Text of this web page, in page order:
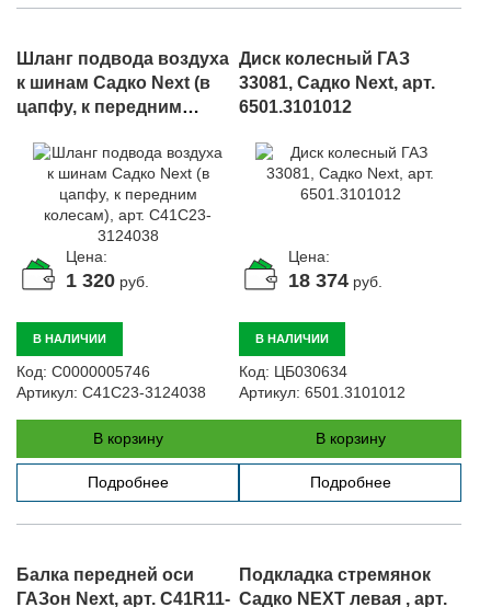
Шланг подвода воздуха
к шинам Садко Next (в
цапфу, к передним
3124038
Цена:
1 320 руб.
В НАЛИЧИИ
Код: С0000005746
Артикул: C41C23-3124038
В корзину
Подробнее
Диск колесный ГАЗ
33081, Садко Next, арт.
6501.3101012
Цена:
18 374 руб.
В НАЛИЧИИ
Код: ЦБ030634
Артикул: 6501.3101012
В корзину
Подробнее
Балка передней оси
ГАЗон Next, арт. C41R11-
Подкладка стремянок
Садко NEXT левая , арт.